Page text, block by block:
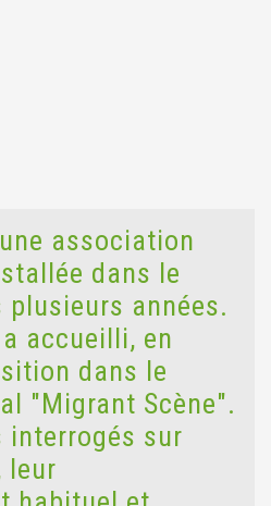
association
dans le
années.
accueilli, en
dans le
"Migrant Scène".
interrogés sur
leur